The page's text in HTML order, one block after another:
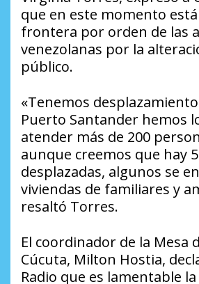
que en este momento
frontera por orden de las
venezolanas por la
público.
«Tenemos
Puerto Santander hemos
atender más de 200
aunque creemos que hay
desplazadas, algunos se
viviendas de familiares y
resaltó Torres.
El coordinador de la Mesa
Cúcuta, Milton Hostia,
Radio que es lamentable